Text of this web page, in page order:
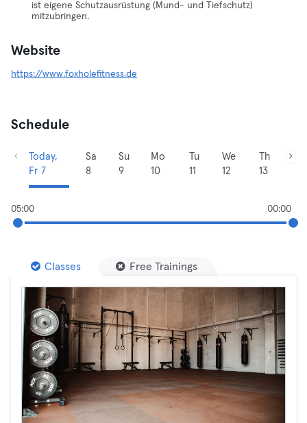
ist eigene Schutzausrüstung (Mund- und Tiefschutz)
mitzubringen.
Website
https://www.foxholefitness.de
Schedule
Today,
Fr 7
Sa
8
Su
9
Mo
10
Tu
11
We
12
Th
13
05:00 00:00
Classes Free Trainings